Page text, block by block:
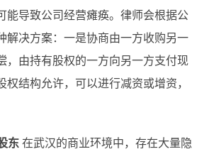
能导致公司经营瘫痪。律师会根据公
解决方案：一是协商由一方收购另一
，由持有股权的一方向另一方支付现
权结构允许，可以进行减资或增资，
东 在武汉的商业环境中，存在大量隐